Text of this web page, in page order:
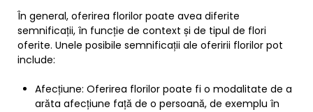
În general, oferirea florilor poate avea diferite
semnificații, în funcție de context și de tipul de flori
oferite. Unele posibile semnificații ale oferirii florilor pot
include:
Afecțiune: Oferirea florilor poate fi o modalitate de a
arăta afecțiune față de o persoană, de exemplu în